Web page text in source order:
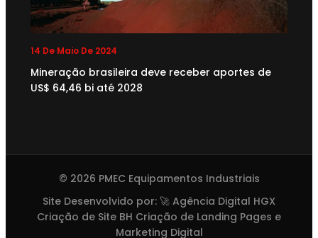
14 De Maio De 2024
Mineração brasileira deve receber aportes de
US$ 64,46 bi até 2028
© 2026 PMEC Equipamentos Industriais
Site Desenvolvido por: 🚀 Agência Digital HGX
Criação de Site BH Criação de Landing Pages e
Marketing Digital